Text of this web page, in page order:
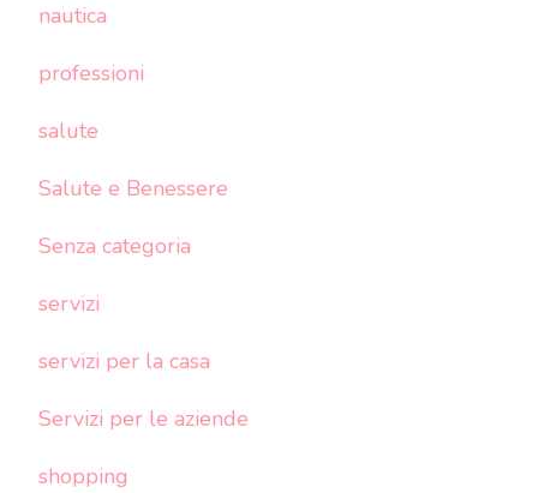
nautica
professioni
salute
Salute e Benessere
Senza categoria
servizi
servizi per la casa
Servizi per le aziende
shopping